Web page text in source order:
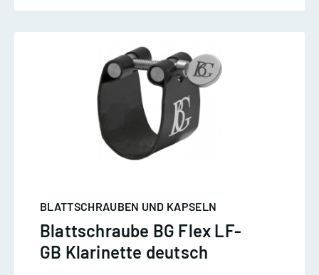
BLATTSCHRAUBEN UND KAPSELN
Blattschraube BG Flex LF-
GB Klarinette deutsch